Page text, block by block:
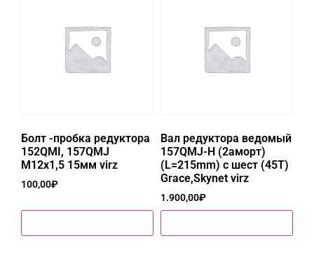
Болт -пробка редуктора
152QMI, 157QMJ
М12х1,5 15мм virz
100,00₽
Вал редуктора ведомый
157QMJ-H (2аморт)
(L=215mm) с шест (45Т)
Grace,Skynet virz
1.900,00₽